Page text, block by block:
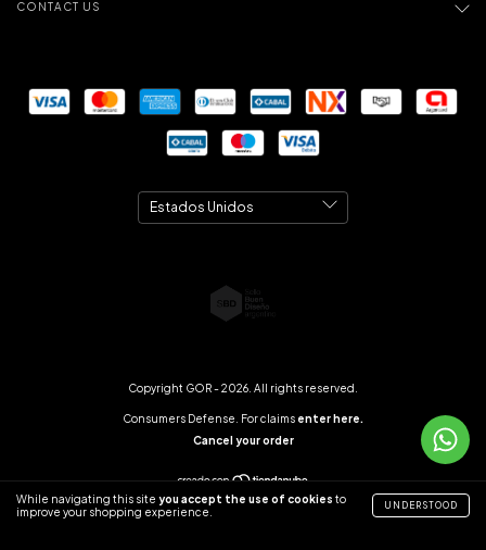
While navigating this site you accept the use of cookies to
improve your shopping experience.
UNDERSTOOD
CONTACT US
Copyright GOR - 2026. All rights reserved.
Consumers Defense. For claims enter here.
Cancel your order